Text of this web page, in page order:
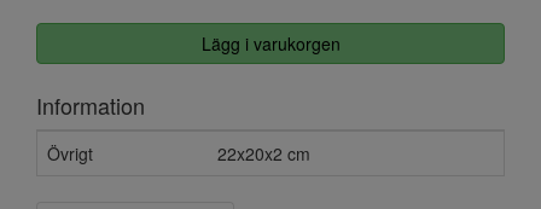
Lägg i varukorgen
Information
Övrigt 22x20x2 cm